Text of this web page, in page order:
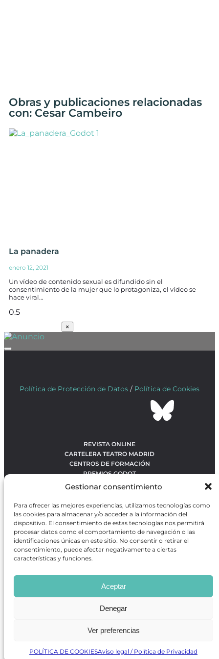
Gestionar consentimiento
Para ofrecer las mejores experiencias, utilizamos tecnologías como
las cookies para almacenar y/o acceder a la información del
dispositivo. El consentimiento de estas tecnologías nos permitirá
procesar datos como el comportamiento de navegación o las
identificaciones únicas en este sitio. No consentir o retirar el
consentimiento, puede afectar negativamente a ciertas
características y funciones.
Aceptar
Denegar
Ver preferencias
POLÍTICA DE COOKIESAviso legal / Política de Privacidad
Obras y publicaciones relacionadas
con: Cesar Cambeiro
La panadera
enero 12, 2021
Un vídeo de contenido sexual es difundido sin el
consentimiento de la mujer que lo protagoniza, el vídeo se
hace viral…
×
Política de Protección de Datos / Política de Cookies
REVISTA ONLINE
CARTELERA TEATRO MADRID
CENTROS DE FORMACIÓN
PREMIOS GODOT
CONTACTO
OBRAS MÁS VOTADAS
RANKING MEJORES OBRAS
BÚSQUEDA AVANZADA DE OBRAS
Revista GODOTes una revista independiente especializada
en información sobre artes escénicas de Madrid, gratuita y
que se distribuye en espacios escénicos, además de otros
puntos de interés turístico y de ocio de la capital.
Desarrollado por Precise Future